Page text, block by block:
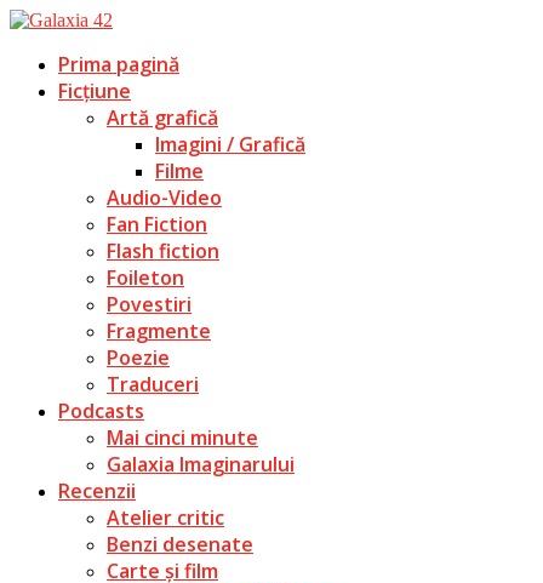
Prima pagină
Ficțiune
Artă grafică
Imagini / Grafică
Filme
Audio-Video
Fan Fiction
Flash fiction
Foileton
Povestiri
Fragmente
Poezie
Traduceri
Podcasts
Mai cinci minute
Galaxia Imaginarului
Recenzii
Atelier critic
Benzi desenate
Carte și film